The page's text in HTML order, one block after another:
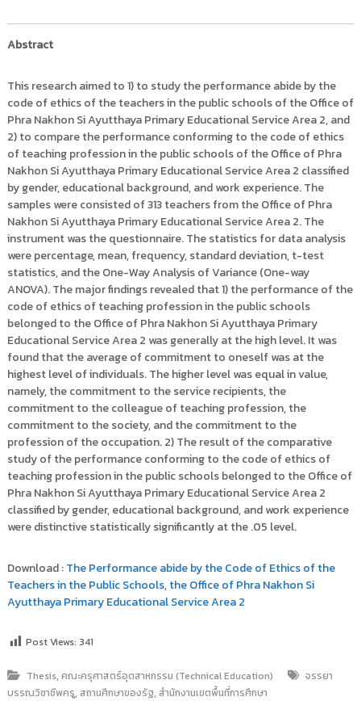
Abstract
This research aimed to 1) to study the performance abide by the
code of ethics of the teachers in the public schools of the Office of
Phra Nakhon Si Ayutthaya Primary Educational Service Area 2, and
2) to compare the performance conforming to the code of ethics
of teaching profession in the public schools of the Office of Phra
Nakhon Si Ayutthaya Primary Educational Service Area 2 classified
by gender, educational background, and work experience. The
samples were consisted of 313 teachers from the Office of Phra
Nakhon Si Ayutthaya Primary Educational Service Area 2. The
instrument was the questionnaire. The statistics for data analysis
were percentage, mean, frequency, standard deviation, t-test
statistics, and the One-Way Analysis of Variance (One-way
ANOVA). The major findings revealed that 1) the performance of the
code of ethics of teaching profession in the public schools
belonged to the Office of Phra Nakhon Si Ayutthaya Primary
Educational Service Area 2 was generally at the high level. It was
found that the average of commitment to oneself was at the
highest level of individuals. The higher level was equal in value,
namely, the commitment to the service recipients, the
commitment to the colleague of teaching profession, the
commitment to the society, and the commitment to the
profession of the occupation. 2) The result of the comparative
study of the performance conforming to the code of ethics of
teaching profession in the public schools belonged to the Office of
Phra Nakhon Si Ayutthaya Primary Educational Service Area 2
classified by gender, educational background, and work experience
were distinctive statistically significantly at the .05 level.
Download :The Performance abide by the Code of Ethics of the
Teachers in the Public Schools, the Office of Phra Nakhon Si
Ayutthaya Primary Educational Service Area 2
Post Views: 341
Thesis,คณะครุศาสตร์อุตสาหกรรม (Technical Education)
จรรยา
บรรณวิชาชีพครู, สถานศึกษาของรัฐ, สำนักงานเขตพื้นที่การศึกษา